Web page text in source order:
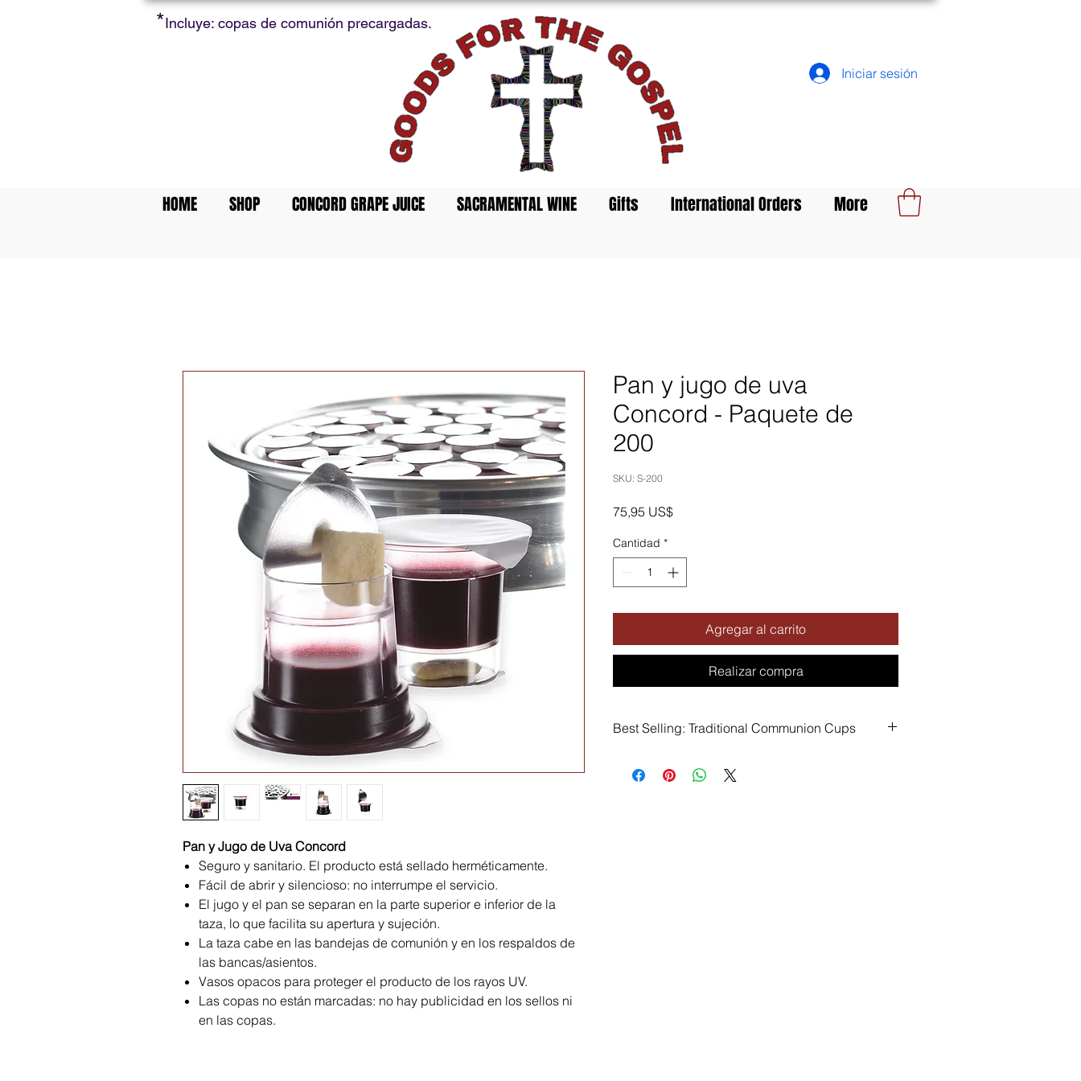
*Incluye: copas de comunión precargadas.
Iniciar sesión
HOME SHOP CONCORD GRAPE JUICE SACRAMENTAL WINE Gifts International Orders More
Pan y Jugo de Uva Concord
Seguro y sanitario. El producto está sellado herméticamente.
Fácil de abrir y silencioso: no interrumpe el servicio.
El jugo y el pan se separan en la parte superior e inferior de la
taza, lo que facilita su apertura y sujeción.
La taza cabe en las bandejas de comunión y en los respaldos de
las bancas/asientos.
Vasos opacos para proteger el producto de los rayos UV.
Las copas no están marcadas: no hay publicidad en los sellos ni
en las copas.
Pan y jugo de uva
Concord - Paquete de
200
SKU: S-200
75,95 US$Precio
Cantidad *
Agregar al carrito
Realizar compra
Best Selling: Traditional Communion Cups
really fast! Grab them NOW!